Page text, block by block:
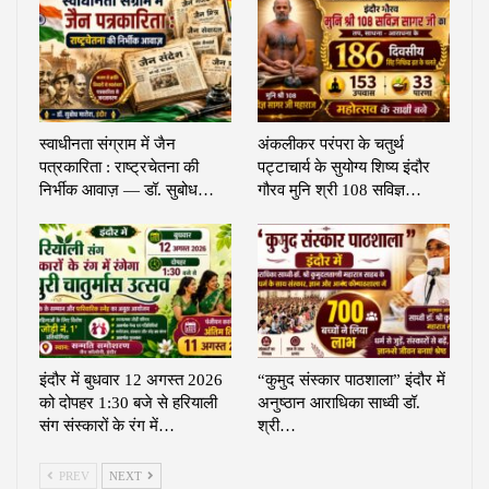
स्वाधीनता संग्राम में जैन
पत्रकारिता : राष्ट्रचेतना की
निर्भीक आवाज़ — डॉ. सुबोध…
अंकलीकर परंपरा के चतुर्थ
पट्टाचार्य के सुयोग्य शिष्य इंदौर
गौरव मुनि श्री 108 सविज्ञ…
इंदौर में बुधवार 12 अगस्त 2026
को दोपहर 1:30 बजे से हरियाली
संग संस्कारों के रंग में…
“कुमुद संस्कार पाठशाला” इंदौर में
अनुष्ठान आराधिका साध्वी डॉ.
श्री…
PREV NEXT